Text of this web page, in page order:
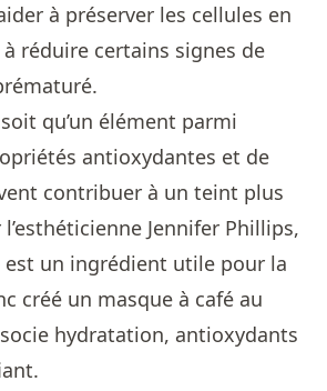
à préserver les cellules en
réduire certains signes de
qu’un élément parmi
antioxydantes et de
contribuer à un teint plus
Jennifer Phillips,
est un ingrédient utile pour la
créé un masque à café au
hydratation, antioxydants